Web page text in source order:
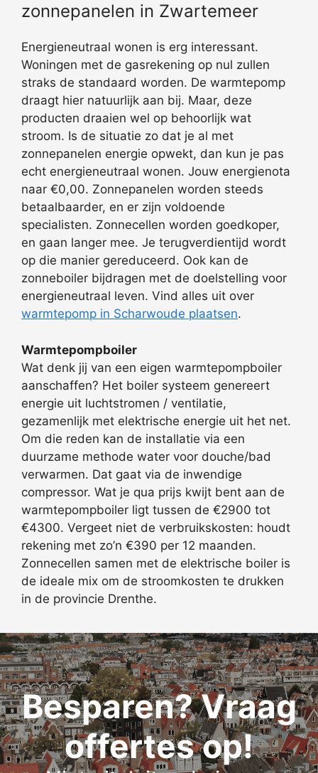
zonnepanelen in Zwartemeer
Energieneutraal wonen is erg interessant.
Woningen met de gasrekening op nul zullen
straks de standaard worden. De warmtepomp
draagt hier natuurlijk aan bij. Maar, deze
producten draaien wel op behoorlijk wat
stroom. Is de situatie zo dat je al met
zonnepanelen energie opwekt, dan kun je pas
echt energieneutraal wonen. Jouw energienota
naar €0,00. Zonnepanelen worden steeds
betaalbaarder, en er zijn voldoende
specialisten. Zonnecellen worden goedkoper,
en gaan langer mee. Je terugverdientijd wordt
op die manier gereduceerd. Ook kan de
zonneboiler bijdragen met de doelstelling voor
energieneutraal leven. Vind alles uit over
warmtepomp in Scharwoude plaatsen.
Warmtepompboiler
Wat denk jij van een eigen warmtepompboiler
aanschaffen? Het boiler systeem genereert
energie uit luchtstromen / ventilatie,
gezamenlijk met elektrische energie uit het net.
Om die reden kan de installatie via een
duurzame methode water voor douche/bad
verwarmen. Dat gaat via de inwendige
compressor. Wat je qua prijs kwijt bent aan de
warmtepompboiler ligt tussen de €2900 tot
€4300. Vergeet niet de verbruikskosten: houdt
rekening met zo’n €390 per 12 maanden.
Zonnecellen samen met de elektrische boiler is
de ideale mix om de stroomkosten te drukken
in de provincie Drenthe.
Besparen? Vraag
offertes op!